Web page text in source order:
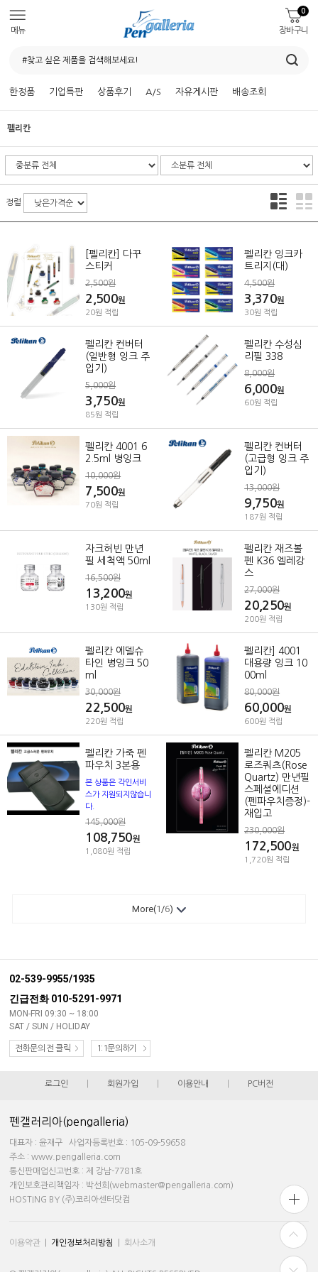
메뉴 장바구니
0
한정품 기업특판 상품후기 A/S 자유게시판 배송조회
펠리칸
정렬
[펠리칸] 다꾸
스티커
2,500원
2,500원
20원 적립
펠리칸 잉크카
트리지(대)
4,500원
3,370원
30원 적립
펠리칸 컨버터
(일반형 잉크 주
입기)
5,000원
3,750원
85원 적립
펠리칸 수성심
리필 338
8,000원
6,000원
60원 적립
펠리칸 4001 6
2.5ml 병잉크
10,000원
7,500원
70원 적립
펠리칸 컨버터
(고급형 잉크 주
입기)
13,000원
9,750원
187원 적립
자크허빈 만년
필 세척액 50ml
16,500원
13,200원
130원 적립
펠리칸 재즈볼
펜 K36 엘레강
스
27,000원
20,250원
200원 적립
펠리칸 에델슈
타인 병잉크 50
ml
30,000원
22,500원
220원 적립
펠리칸] 4001
대용량 잉크 10
00ml
80,000원
60,000원
600원 적립
펠리칸 가죽 펜
파우치 3본용
본 상품은 각인서비
스가 지원되지않습니
다.
145,000원
108,750원
1,080원 적립
펠리칸 M205
로즈쿼츠(Rose
Quartz) 만년필
스페셜에디션
(펜파우치증정)-
재입고
230,000원
172,500원
1,720원 적립
More(1/6)
02-539-9955/1935
긴급전화 010-5291-9971
MON-FRI 09:30 ~ 18:00
SAT / SUN / HOLIDAY
전화문의 전 클릭 1:1문의하기
로그인 회원가입 이용안내 PC버전
펜갤러리아(pengalleria)
대표자 : 윤재구 사업자등록번호 : 105-09-59658
주소 : www.pengalleria.com
통신판매업신고번호 : 제 강남-7781호
개인보호관리책임자 : 박선희(webmaster@pengalleria.com)
HOSTING BY (주)코리아센터닷컴
이용약관 개인정보처리방침 회사소개